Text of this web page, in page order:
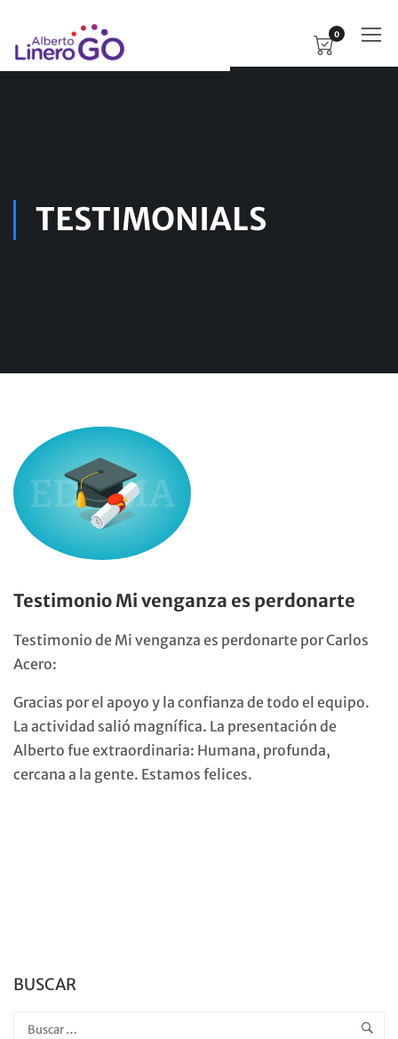
0
TESTIMONIALS
Testimonio Mi venganza es perdonarte
Testimonio de Mi venganza es perdonarte por Carlos
Acero:
Gracias por el apoyo y la confianza de todo el equipo.
La actividad salió magnífica. La presentación de
Alberto fue extraordinaria: Humana, profunda,
cercana a la gente. Estamos felices.
BUSCAR